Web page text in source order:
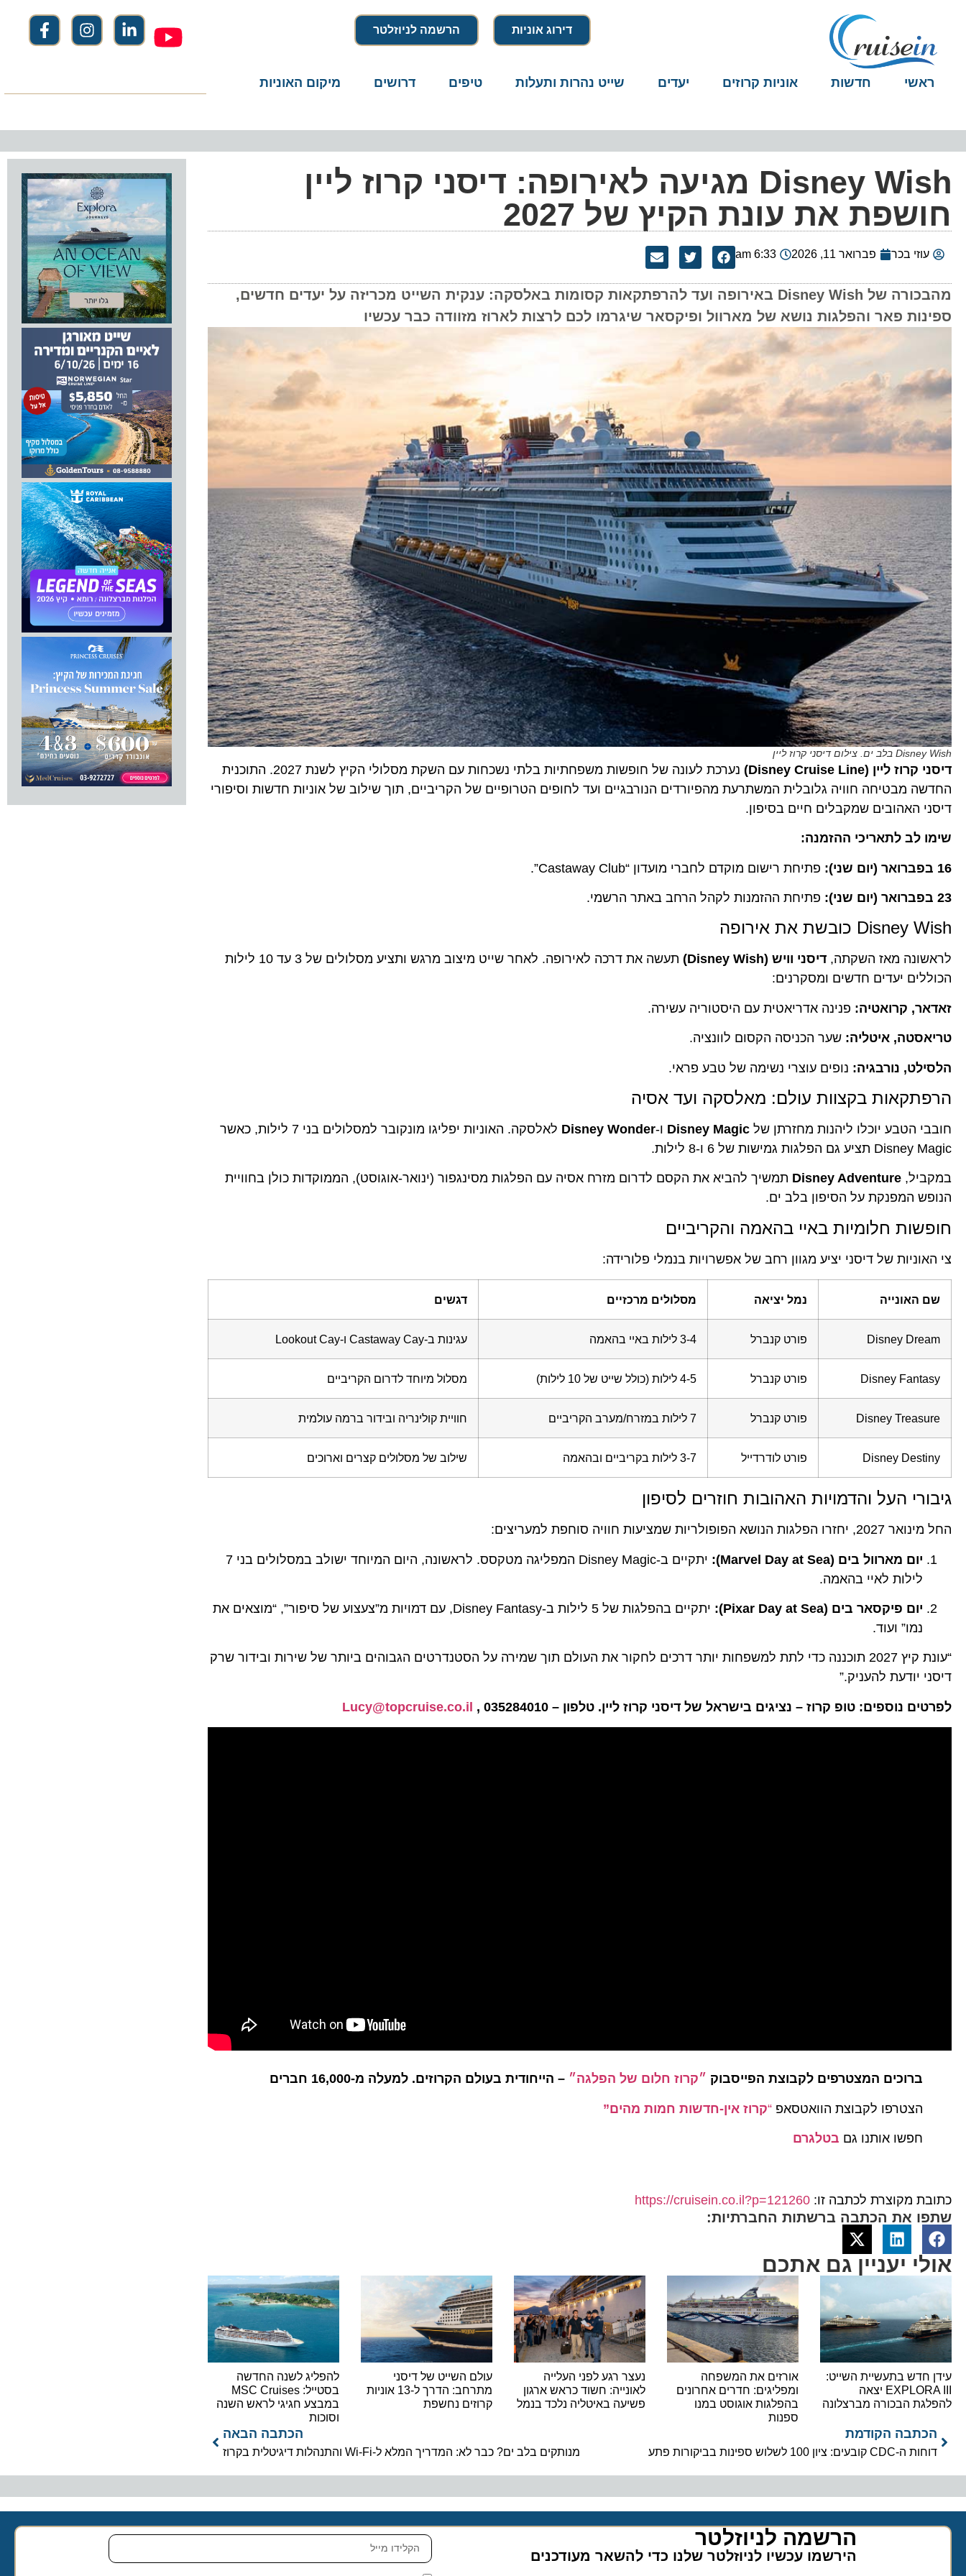
הרשמה לניוזלטר דירוג אוניות
ראשי חדשות אוניות קרוזים יעדים שייט נהרות ותעלות טיפים דרושים מיקום האוניות
Disney Wish מגיעה לאירופה: דיסני קרוז ליין
חושפת את עונת הקיץ של 2027
עוזי בכר פברואר 11, 2026 6:33 am
מהבכורה של Disney Wish באירופה ועד להרפתקאות קסומות באלסקה: ענקית השייט מכריזה על יעדים חדשים,
ספינות פאר והפלגות נושא של מארוול ופיקסאר שיגרמו לכם לרצות לארוז מזוודה כבר עכשיו
Disney Wish בלב ים. צילום דיסני קרוז ליין
דיסני קרוז ליין (Disney Cruise Line)
נערכת לעונה של חופשות משפחתיות בלתי נשכחות עם השקת מסלולי הקיץ לשנת 2027. התוכנית
החדשה מבטיחה חוויה גלובלית המשתרעת מהפיורדים הנורבגיים ועד לחופים הטרופיים של הקריביים, תוך שילוב של אוניות חדשות וסיפורי
דיסני האהובים שמקבלים חיים בסיפון.
שימו לב לתאריכי ההזמנה:
16 בפברואר (יום שני): פתיחת רישום מוקדם לחברי מועדון “Castaway Club”.
23 בפברואר (יום שני): פתיחת ההזמנות לקהל הרחב באתר הרשמי.
Disney Wish כובשת את אירופה
לראשונה מאז השקתה,דיסני וויש (Disney Wish)
תעשה את דרכה לאירופה. לאחר שייט מיצוב מרגש ותציע מסלולים של 3 עד 10 לילות
הכוללים יעדים חדשים ומסקרנים:
זאדאר, קרואטיה: פנינה אדריאטית עם היסטוריה עשירה.
טריאסטה, איטליה: שער הכניסה הקסום לוונציה.
הלסילט, נורבגיה: נופים עוצרי נשימה של טבע פראי.
הרפתקאות בקצוות עולם: מאלסקה ועד אסיה
חובבי הטבע יוכלו ליהנות מחזרתן שלDisney Magic ו-Disney Wonder
לאלסקה. האוניות יפליגו מונקובר למסלולים בני 7 לילות, כאשר
Disney Magic תציע גם הפלגות גמישות של 6 ו-8 לילות.
במקביל,Disney Adventure תמשיך להביא את הקסם לדרום מזרח אסיה עם הפלגות מסינגפור (ינואר-אוגוסט), הממוקדות כולן בחוויית
הנופש המפנקת על הסיפון בלב ים.
חופשות חלומיות באיי בהאמה והקריביים
צי האוניות של דיסני יציע מגוון רחב של אפשרויות בנמלי פלורידה:
שם האונייה נמל יציאה מסלולים מרכזיים דגשים
Disney Dream פורט קנברל 3-4 לילות באיי בהאמה עגינות ב-Castaway Cay ו-Lookout Cay
Disney Fantasy פורט קנברל 4-5 לילות (כולל שייט של 10 לילות) מסלול מיוחד לדרום הקריביים
Disney Treasure פורט קנברל 7 לילות במזרח/מערב הקריביים חוויית קולינריה ובידור ברמה עולמית
Disney Destiny פורט לודרדייל 3-7 לילות בקריביים ובהאמה שילוב של מסלולים קצרים וארוכים
גיבורי העל והדמויות האהובות חוזרים לסיפון
החל מינואר 2027, יחזרו הפלגות הנושא הפופולריות שמציעות חוויה סוחפת למעריצים:
יום מארוול בים (Marvel Day at Sea):
יתקיים ב-Disney Magic המפליגה מטקסס. לראשונה, היום המיוחד ישולב במסלולים בני 7
לילות לאיי בהאמה.
יום פיקסאר בים (Pixar Day at Sea):
יתקיים בהפלגות של 5 לילות ב-Disney Fantasy, עם דמויות מ”צעצוע של סיפור”, “מוצאים את
נמו” ועוד.
“עונת קיץ 2027 תוכננה כדי לתת למשפחות יותר דרכים לחקור את העולם תוך שמירה על הסטנדרטים הגבוהים ביותר של שירות ובידור שרק
דיסני יודעת להעניק.”
לפרטים נוספים: טופ קרוז – נציגים בישראל של דיסני קרוז ליין. טלפון – 035284010 , Lucy@topcruise.co.il
ברוכים המצטרפים לקבוצת הפייסבוק ״קרוז חלום של הפלגה״ – הייחודית בעולם הקרוזים. למעלה מ-16,000 חברים
הצטרפו לקבוצת הוואטסאפ“קרוז אין-חדשות חמות מהים”
חפשו אותנו גם בטלגרם
כתובת מקוצרת לכתבה זו:https://cruisein.co.il?p=121260
שתפו את הכתבה ברשתות החברתיות:
אולי יעניין גם אתכם
עידן חדש בתעשיית השייט:
EXPLORA III יצאה
להפלגת הבכורה מברצלונה
אורזים את המשפחה
ומפליגים: חדרים אחרונים
בהפלגות אוגוסט במנו
ספנות
נעצר רגע לפני העלייה
לאונייה: חשוד כראש ארגון
פשיעה באיטליה נלכד בנמל
עולם השייט של דיסני
מתרחב: הדרך ל-13 אוניות
קרוזים נחשפת
להפליג לשנה החדשה
בסטייל: MSC Cruises
במבצע חגיגי לראש השנה
וסוכות
הכתבה הקודמת
דוחות ה-CDC קובעים: ציון 100 לשלוש ספינות בביקורות פתע
הכתבה הבאה
מנותקים בלב ים? כבר לא: המדריך המלא ל-Wi-Fi והתנהלות דיגיטלית בקרוז
הרשמה לניוזלטר​
הירשמו עכשיו לניוזלטר שלנו כדי להשאר מעודכנים